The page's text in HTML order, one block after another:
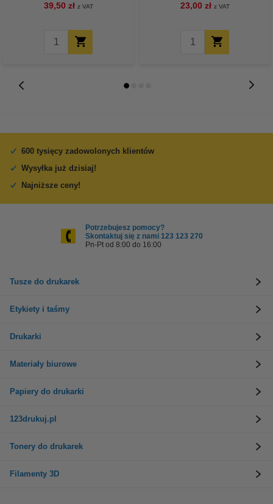
39,50 zł z VAT 23,00 zł z VAT
600 tysięcy zadowolonych klientów
Wysyłka już dzisiaj!
Najniższe ceny!
Potrzebujesz pomocy?
Skontaktuj się z nami 123 123 270
Pn-Pt od 8:00 do 16:00
Tusze do drukarek
Etykiety i taśmy
Drukarki
Materiały biurowe
Papiery do drukarki
123drukuj.pl
Tonery do drukarek
Filamenty 3D